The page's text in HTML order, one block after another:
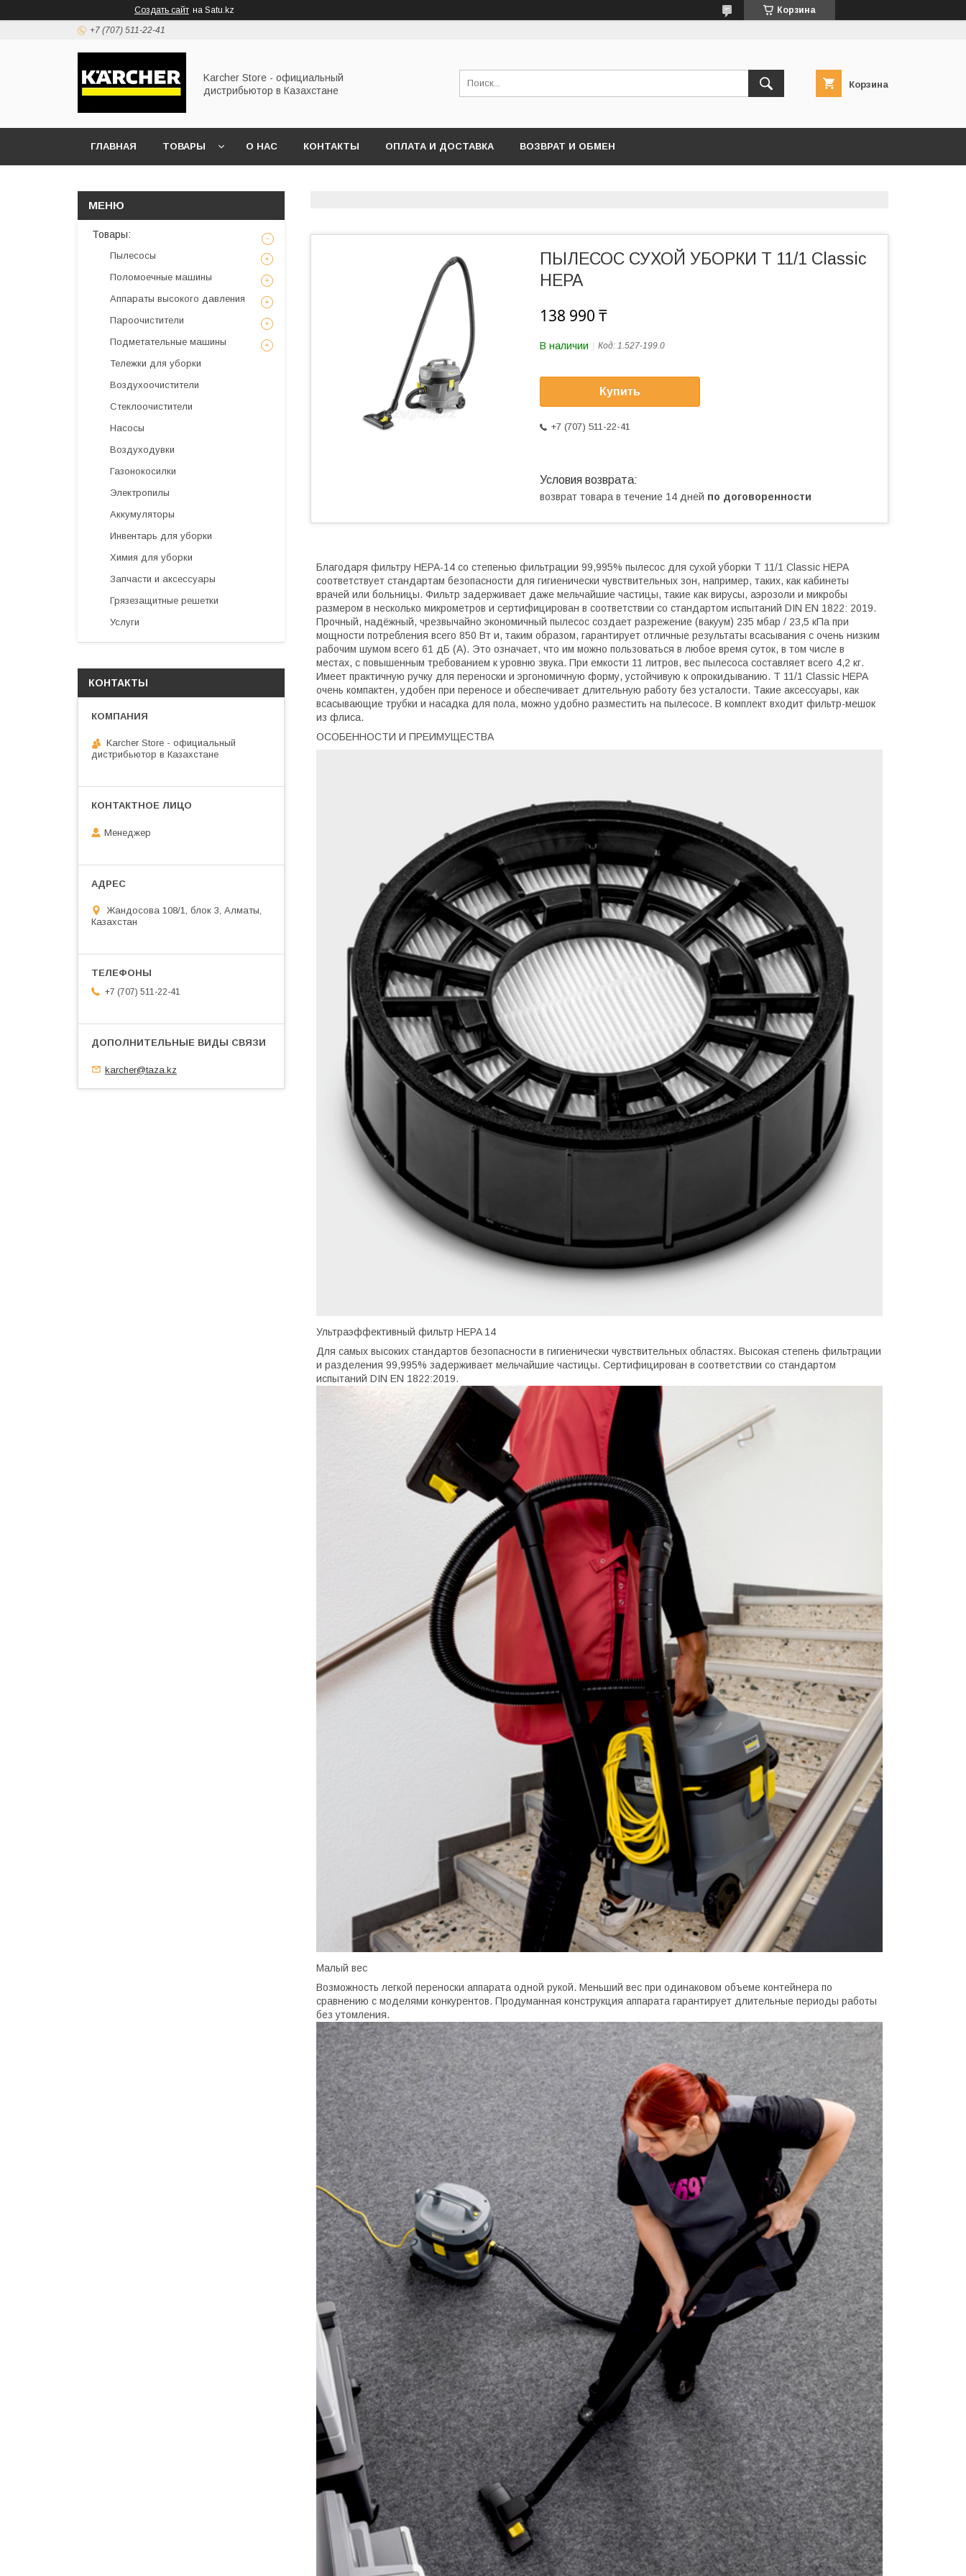
Создать сайт на Satu.kz Корзина
+7 (707) 511-22-41
Karcher Store - официальный
дистрибьютор в Казахстане
Корзина
ГЛАВНАЯ ТОВАРЫ О НАС КОНТАКТЫ ОПЛАТА И ДОСТАВКА ВОЗВРАТ И ОБМЕН
ПЫЛЕСОС СУХОЙ УБОРКИ T 11/1 Classic
HEPA
138 990 ₸
В наличии Код: 1.527-199.0
Купить
+7 (707) 511-22-41
возврат товара в течение 14 дней по договоренности
Благодаря фильтру HEPA-14 со степенью фильтрации 99,995% пылесос для сухой уборки T 11/1 Classic HEPA
соответствует стандартам безопасности для гигиенически чувствительных зон, например, таких, как кабинеты
врачей или больницы. Фильтр задерживает даже мельчайшие частицы, такие как вирусы, аэрозоли и микробы
размером в несколько микрометров и сертифицирован в соответствии со стандартом испытаний DIN EN 1822: 2019.
Прочный, надёжный, чрезвычайно экономичный пылесос создает разрежение (вакуум) 235 мбар / 23,5 кПа при
мощности потребления всего 850 Вт и, таким образом, гарантирует отличные результаты всасывания с очень низким
рабочим шумом всего 61 дБ (A). Это означает, что им можно пользоваться в любое время суток, в том числе в
местах, с повышенным требованием к уровню звука. При емкости 11 литров, вес пылесоса составляет всего 4,2 кг.
Имеет практичную ручку для переноски и эргономичную форму, устойчивую к опрокидыванию. T 11/1 Classic HEPA
очень компактен, удобен при переносе и обеспечивает длительную работу без усталости. Такие аксессуары, как
всасывающие трубки и насадка для пола, можно удобно разместить на пылесосе. В комплект входит фильтр-мешок
из флиса.
ОСОБЕННОСТИ И ПРЕИМУЩЕСТВА
Ультраэффективный фильтр HEPA 14
Для самых высоких стандартов безопасности в гигиенически чувствительных областях. Высокая степень фильтрации
и разделения 99,995% задерживает мельчайшие частицы. Сертифицирован в соответствии со стандартом
испытаний DIN EN 1822:2019.
Малый вес
Возможность легкой переноски аппарата одной рукой. Меньший вес при одинаковом объеме контейнера по
сравнению с моделями конкурентов. Продуманная конструкция аппарата гарантирует длительные периоды работы
без утомления.
Товары:
Пылесосы
Поломоечные машины
Аппараты высокого давления
Пароочистители
Подметательные машины
Тележки для уборки
Воздухоочистители
Стеклоочистители
Насосы
Воздуходувки
Газонокосилки
Электропилы
Аккумуляторы
Инвентарь для уборки
Химия для уборки
Запчасти и аксессуары
Грязезащитные решетки
Услуги
КОНТАКТЫ
Karcher Store - официальный
дистрибьютор в Казахстане
Менеджер
Жандосова 108/1, блок 3, Алматы,
Казахстан
+7 (707) 511-22-41
karcher@taza.kz